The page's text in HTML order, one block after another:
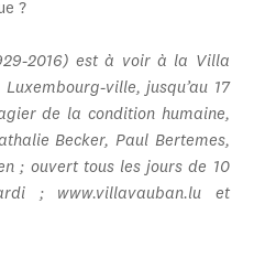
?
2016) est à voir à la Villa
ville, jusqu’au 17
de la condition humaine,
Becker, Paul Bertemes,
; ouvert tous les jours de 10
; www.villavauban.lu et